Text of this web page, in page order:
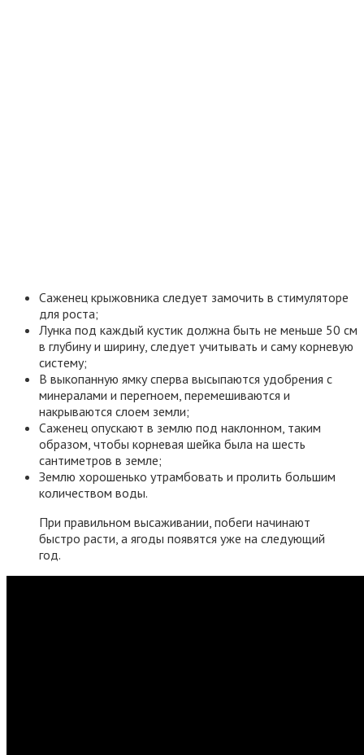
Саженец крыжовника следует замочить в стимуляторе
для роста;
Лунка под каждый кустик должна быть не меньше 50 см
в глубину и ширину, следует учитывать и саму корневую
систему;
В выкопанную ямку сперва высыпаются удобрения с
минералами и перегноем, перемешиваются и
накрываются слоем земли;
Саженец опускают в землю под наклонном, таким
образом, чтобы корневая шейка была на шесть
сантиметров в земле;
Землю хорошенько утрамбовать и пролить большим
количеством воды.
При правильном высаживании, побеги начинают
быстро расти, а ягоды появятся уже на следующий
год.